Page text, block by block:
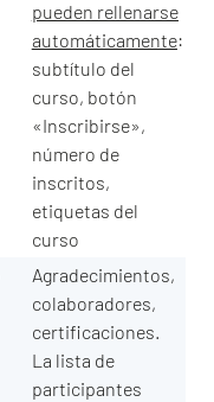
pueden rellenarse
automáticamente:
subtítulo del
curso, botón
«Inscribirse»,
número de
inscritos,
etiquetas del
curso
Agradecimientos,
colaboradores,
certificaciones.
La lista de
participantes